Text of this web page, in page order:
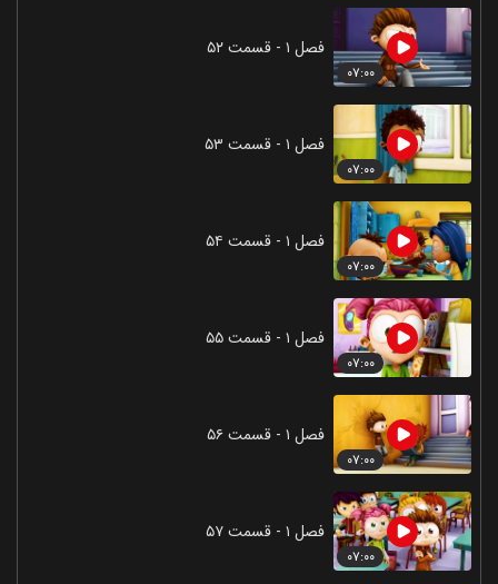
۰۷:۰۰
فصل ۱ - قسمت ۵۲
۰۷:۰۰
فصل ۱ - قسمت ۵۳
۰۷:۰۰
فصل ۱ - قسمت ۵۴
۰۷:۰۰
فصل ۱ - قسمت ۵۵
۰۷:۰۰
فصل ۱ - قسمت ۵۶
۰۷:۰۰
فصل ۱ - قسمت ۵۷